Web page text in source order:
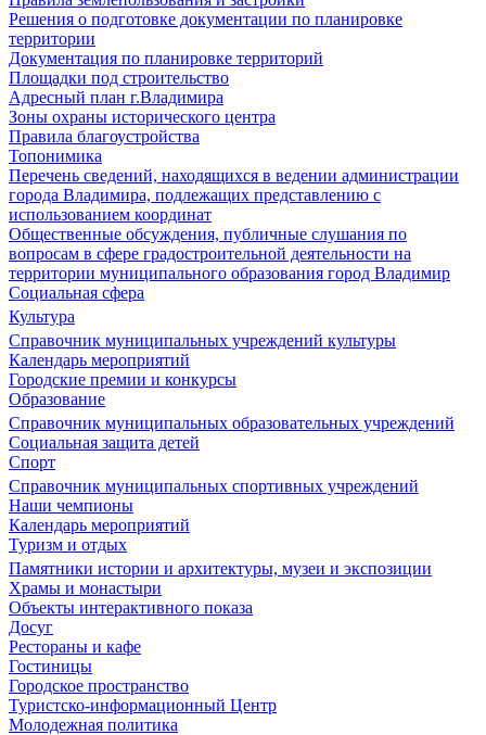
Решения о подготовке документации по планировке
территории
Документация по планировке территорий
Площадки под строительство
Адресный план г.Владимира
Зоны охраны исторического центра
Правила благоустройства
Топонимика
Перечень сведений, находящихся в ведении администрации
города Владимира, подлежащих представлению с
использованием координат
Общественные обсуждения, публичные слушания по
вопросам в сфере градостроительной деятельности на
территории муниципального образования город Владимир
Социальная сфера
Культура
Справочник муниципальных учреждений культуры
Календарь мероприятий
Городские премии и конкурсы
Образование
Справочник муниципальных образовательных учреждений
Социальная защита детей
Спорт
Справочник муниципальных спортивных учреждений
Наши чемпионы
Календарь мероприятий
Туризм и отдых
Памятники истории и архитектуры, музеи и экспозиции
Храмы и монастыри
Объекты интерактивного показа
Досуг
Рестораны и кафе
Гостиницы
Городское пространство
Туристско-информационный Центр
Молодежная политика